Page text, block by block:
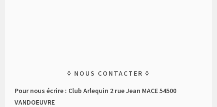
NOUS CONTACTER
Pour nous écrire : Club Arlequin 2 rue Jean MACE 54500
VANDOEUVRE